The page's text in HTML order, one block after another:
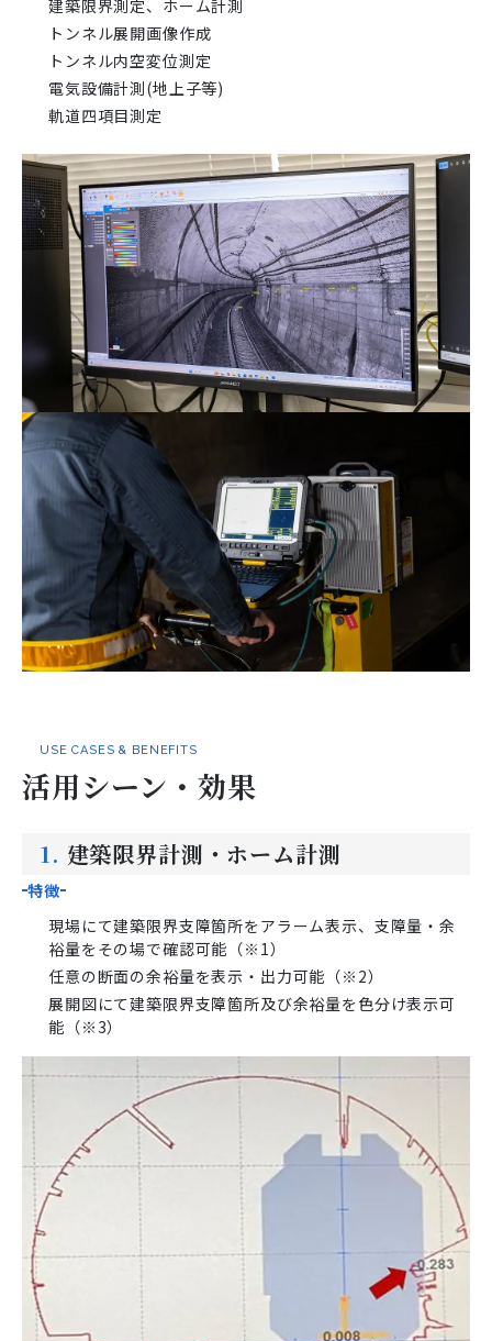
建築限界測定、ホーム計測
トンネル展開画像作成
トンネル内空変位測定
電気設備計測(地上子等)
軌道四項目測定
USE CASES & BENEFITS
活用シーン・効果
1. 建築限界計測・ホーム計測
特徴
現場にて建築限界支障箇所をアラーム表示、支障量・余
裕量をその場で確認可能（※1）
任意の断面の余裕量を表示・出力可能（※2）
展開図にて建築限界支障箇所及び余裕量を色分け表示可
能（※3）